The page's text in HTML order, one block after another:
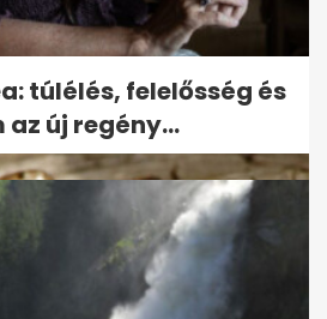
meghalt Don
az NBA második
edzője
túlélés, felelősség és
az új regény...